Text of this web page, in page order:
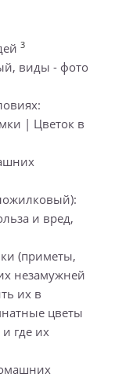
3
виды - фото
| Цветок в
и вред,
(приметы,
незамужней
их в
цветы
где их